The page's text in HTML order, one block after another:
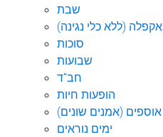
שבת
אקפלה (ללא כלי נגינה)
סוכות
שבועות
חב"ד
הופעות חיות
אוספים (אמנים שונים)
ימים נוראים